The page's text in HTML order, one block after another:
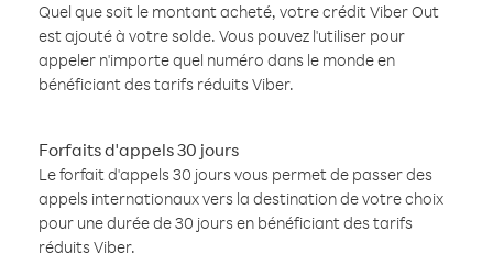
Quel que soit le montant acheté, votre crédit Viber Out
est ajouté à votre solde. Vous pouvez l'utiliser pour
appeler n'importe quel numéro dans le monde en
bénéficiant des tarifs réduits Viber.
Forfaits d'appels 30 jours
Le forfait d'appels 30 jours vous permet de passer des
appels internationaux vers la destination de votre choix
pour une durée de 30 jours en bénéficiant des tarifs
réduits Viber.